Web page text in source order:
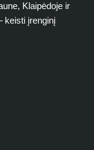
Klaipėdoje ir
keisti įrenginį